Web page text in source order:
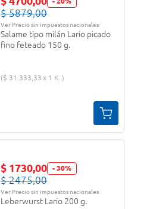
$ 5879,00
Ver Precio sin impuestos nacionales
Salame tipo milán Lario picado
fino feteado 150 g.
$ 31 333 33 1 K.
$ 1730,00 -30%
$ 2475,00
Ver Precio sin impuestos nacionales
Leberwurst Lario 200 g.